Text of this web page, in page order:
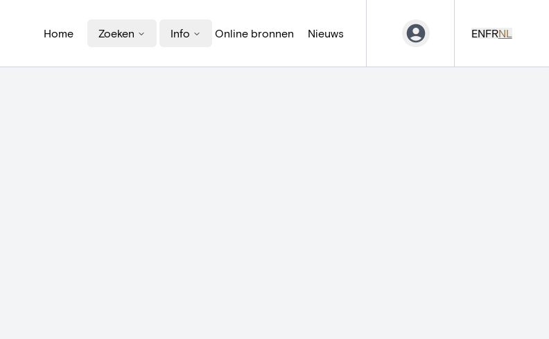
Home Zoeken Info Online bronnen Nieuws ENFRNL